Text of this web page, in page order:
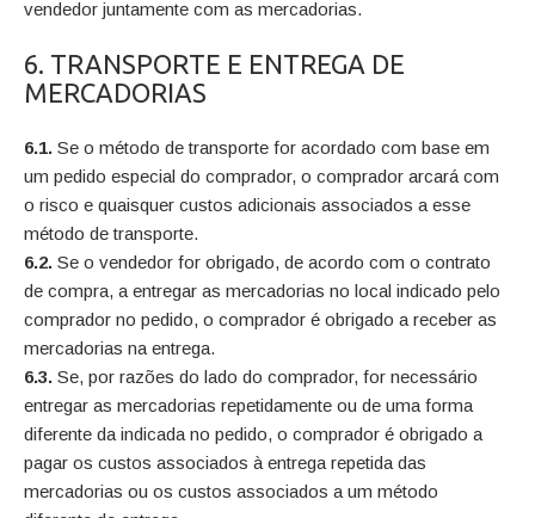
vendedor juntamente com as mercadorias.
6. TRANSPORTE E ENTREGA DE
MERCADORIAS
6.1.Se o método de transporte for acordado com base em
um pedido especial do comprador, o comprador arcará com
o risco e quaisquer custos adicionais associados a esse
método de transporte.
6.2.Se o vendedor for obrigado, de acordo com o contrato
de compra, a entregar as mercadorias no local indicado pelo
comprador no pedido, o comprador é obrigado a receber as
mercadorias na entrega.
6.3.Se, por razões do lado do comprador, for necessário
entregar as mercadorias repetidamente ou de uma forma
diferente da indicada no pedido, o comprador é obrigado a
pagar os custos associados à entrega repetida das
mercadorias ou os custos associados a um método